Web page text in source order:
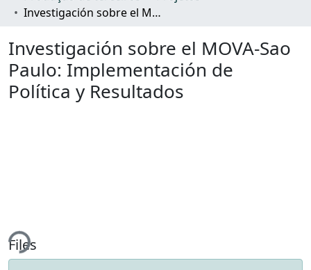
Investigación sobre el MOVA-Sao Paulo: Implementación de Política y Resultados
Investigación sobre el MOVA-Sao
Paulo: Implementación de
Política y Resultados
Files